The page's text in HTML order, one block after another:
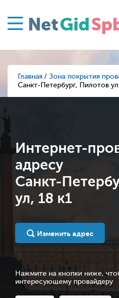
NetGid
Главная
Зона покрытия
Санкт-Петербург, Пилотов
Интернет-
адресу
Санкт-
ул, 18 к1
Изменить адрес
Нажмите на кнопки ниже,
интересующему провайдеру